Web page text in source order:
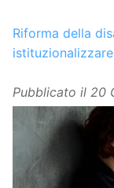
Riforma della
Pubblicato il 20